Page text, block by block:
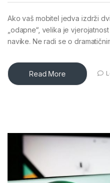
Ako vaš mobitel jedva izdrži
„odapne“, velika je
navike. Ne radi se o
Read More